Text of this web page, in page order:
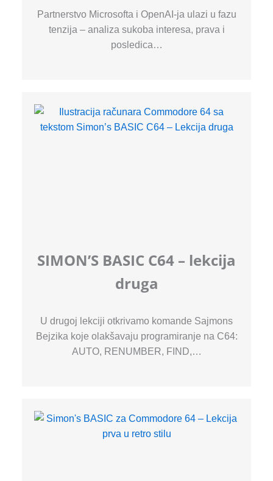
Partnerstvo Microsofta i OpenAI-ja ulazi u fazu
tenzija – analiza sukoba interesa, prava i
posledica…
SIMON’S BASIC C64 – lekcija
druga
U drugoj lekciji otkrivamo komande Sajmons
Bejzika koje olakšavaju programiranje na C64:
AUTO, RENUMBER, FIND,…